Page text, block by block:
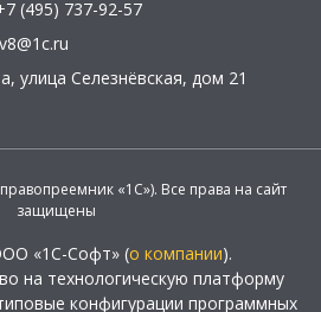
(495) 737-92-57
, улица Селезнёвская, дом 21
«1С»). Все права на сайт
защищены
«1С-Софт» (о компании).
на технологическую платформу
конфигурации программных